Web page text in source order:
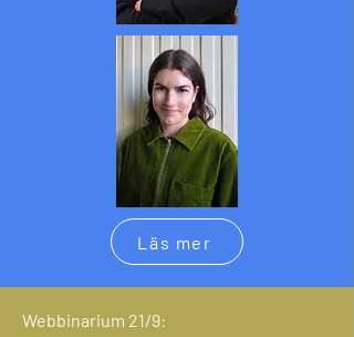
Läs mer
Webbinarium 21/9: